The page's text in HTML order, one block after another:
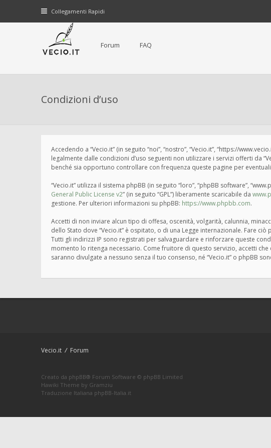
Collegamenti Rapidi
Forum FAQ
Condizioni d’uso
Accedendo a “Vecio.it” (in seguito “noi”, “nostro”, “Vecio.it”, “https://
legalmente dalle condizioni d’uso seguenti non utilizzare i servizi offerti da
benché sia opportuno controllare con frequenza queste pagine per
“Vecio.it” utilizza il sistema phpBB (in seguito “loro”, “phpBB software”,
General Public License v2” (in seguito “GPL”) liberamente scaricabile da
gestione. Per ulteriori informazioni su phpBB: https://www.phpbb.com.
Accetti di non inviare alcun tipo di offesa, oscenità, volgarità, calunnia,
dello Stato dove “Vecio.it” è ospitato, o di una Legge internazionale. Fare
Tutti gli indirizzi IP sono registrati per salvaguardare e rinforzare queste
momento lo ritenga necessario. Come fruitore di questo servizio, accetti
saranno divulgate a nessuno senza il tuo consenso, né “Vecio.it” o phpBB
Vecio.it Forum
Creato da phpBB® Forum Software © phpBB Limited
Hawiki Theme by Gramziu
Traduzione Italiana phpBB-Italia.it